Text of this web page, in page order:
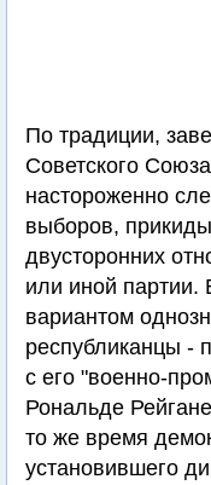
По традиции,
Советского
настороженно
выборов,
двусторонних
или иной партии.
вариантом
республиканцы -
с его "военно-
Рональде
то же время
установившего